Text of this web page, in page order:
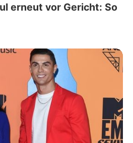
erneut vor Gericht: So